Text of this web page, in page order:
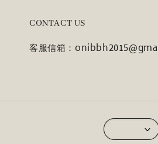
CONTACT US
客服信箱：